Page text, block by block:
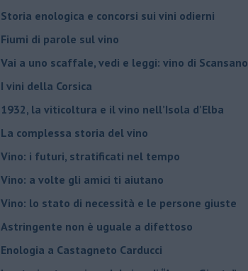
​Storia enologica e concorsi sui vini odierni
Fiumi di parole sul vino
​Vai a uno scaffale, vedi e leggi: vino di Scansano
​I vini della Corsica
​1932, la viticoltura e il vino nell’Isola d’Elba
​La complessa storia del vino
​Vino: i futuri, stratificati nel tempo
Vino: a volte gli amici ti aiutano
Vino: lo stato di necessità e le persone giuste
​Astringente non è uguale a difettoso
Enologia a Castagneto Carducci